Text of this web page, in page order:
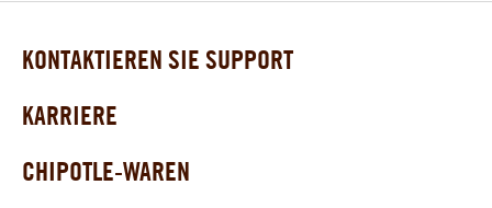
KONTAKTIEREN SIE SUPPORT
KARRIERE
CHIPOTLE-WAREN